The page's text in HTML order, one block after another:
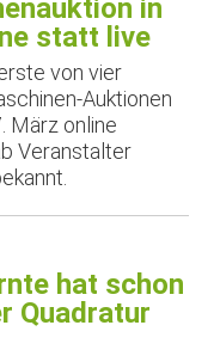
in
statt live
von vier
Auktionen
März online
Veranstalter
hat schon
Quadratur